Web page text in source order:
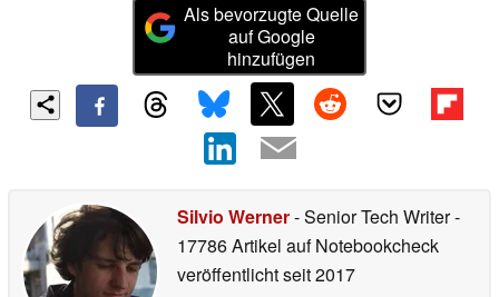
Als bevorzugte Quelle
auf Google
hinzufügen
Silvio Werner- Senior Tech Writer-
17786 Artikel auf Notebookcheck
veröffentlichtseit 2017